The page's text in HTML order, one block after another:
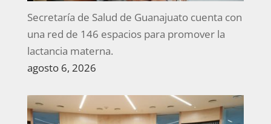
Secretaría de Salud de Guanajuato cuenta con
una red de 146 espacios para promover la
lactancia materna.
agosto 6, 2026